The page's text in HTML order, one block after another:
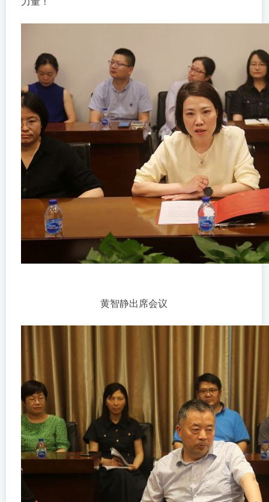
黄智静出席会议